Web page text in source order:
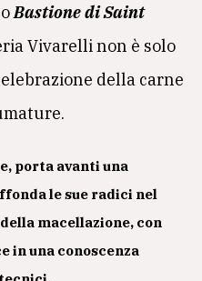
Bastione di Saint
Vivarelli non è solo
della carne
porta avanti una
le sue radici nel
macellazione, con
in una conoscenza